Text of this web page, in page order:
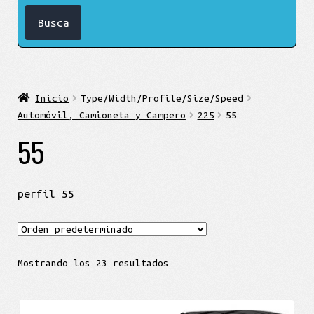
Inicio
Type/Width/Profile/Size/Speed
Automóvil, Camioneta y Campero
225 55
55
perfil 55
Mostrando los 23 resultados